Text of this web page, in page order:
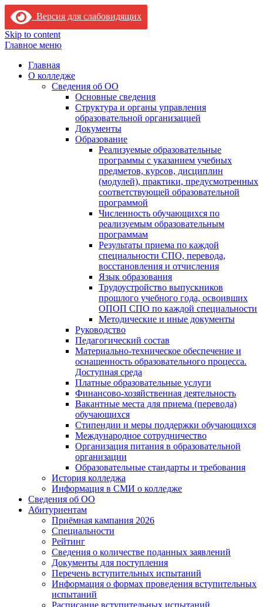
Версия для слабовидящих
Skip to content
Главное меню
Главная
О колледже
Сведения об ОО
Основные сведения
Структура и органы управления
образовательной организацией
Документы
Образование
Реализуемые образовательные
программы с указанием учебных
предметов, курсов, дисциплин
(модулей), практики, предусмотренных
соответствующей образовательной
программой
Численность обучающихся по
реализуемым образовательным
программам
Результаты приема по каждой
специальности СПО, перевода,
восстановления и отчисления
Язык образования
Трудоустройство выпускников
прошлого учебного года, освоивших
ОПОП СПО по каждой специальности
Методические и иные документы
Руководство
Педагогический состав
Материально-техническое обеспечение и
оснащенность образовательного процесса.
Доступная среда
Платные образовательные услуги
Финансово-хозяйственная деятельность
Вакантные места для приема (перевода)
обучающихся
Стипендии и меры поддержки обучающихся
Международное сотрудничество
Организация питания в образовательной
организации
Образовательные стандарты и требования
История колледжа
Информация в СМИ о колледже
Сведения об ОО
Абитуриентам
Приёмная кампания 2026
Специальности
Рейтинг
Сведения о количестве поданных заявлений
Документы для поступления
Перечень вступительных испытаний
Информация о формах проведения вступительных
испытаний
Расписание вступительных испытаний